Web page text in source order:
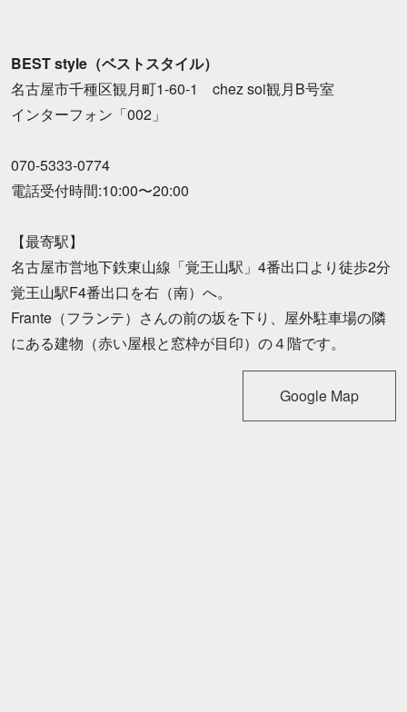
BEST style（ベストスタイル）
名古屋市千種区観月町1-60-1 chez soi観月B号室
インターフォン「002」
070-5333-0774
電話受付時間:10:00〜20:00
【最寄駅】
名古屋市営地下鉄東山線「覚王山駅」4番出口より徒歩2分
覚王山駅F4番出口を右（南）へ。
Frante（フランテ）さんの前の坂を下り、屋外駐車場の隣
にある建物（赤い屋根と窓枠が目印）の４階です。
Google Map